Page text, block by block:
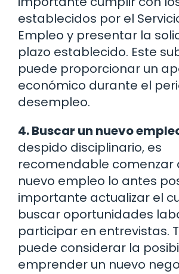
establecidos por el
Empleo y presentar la
plazo establecido. Este
puede proporcionar un
económico durante el
desempleo.
4. Buscar un nuevo
despido disciplinario, es
recomendable comenzar
nuevo empleo lo antes
importante actualizar el
buscar oportunidades
participar en entrevistas.
puede considerar la
emprender un nuevo